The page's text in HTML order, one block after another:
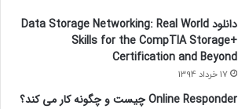
دانلود Data Storage Networking: Real World
Skills for the CompTIA Storage+
Certification and Beyond
17 خرداد 1394
Online Responder چیست و چگونه کار می کند؟